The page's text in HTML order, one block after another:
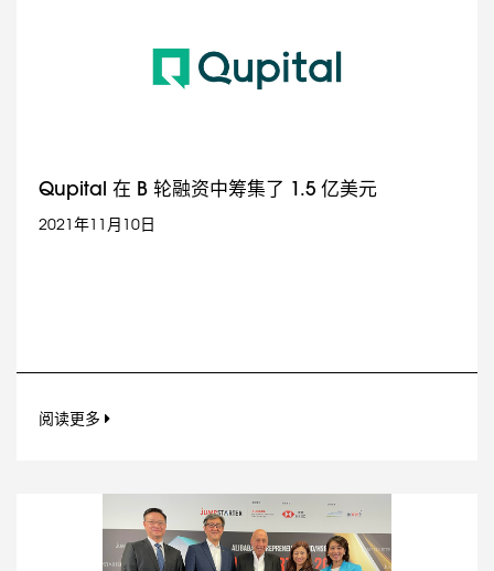
Qupital 在 B 轮融资中筹集了 1.5 亿美元
2021年11月10日
阅读更多